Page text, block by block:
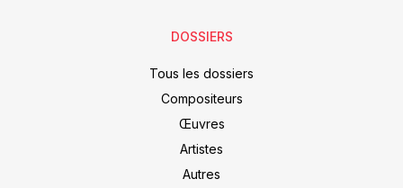
DOSSIERS
Tous les dossiers
Compositeurs
Œuvres
Artistes
Autres